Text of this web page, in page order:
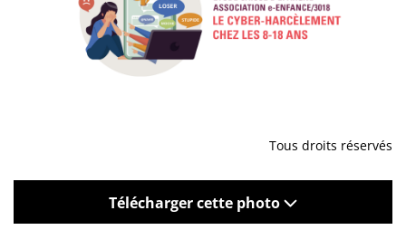
Tous droits réservés
Télécharger cette photo